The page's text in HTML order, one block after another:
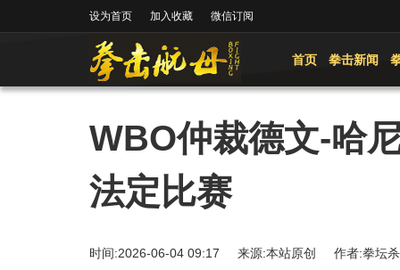
设为首页 加入收藏 微信订阅
首页 拳击新闻
WBO仲裁德文-哈
法定比赛
时间:2026-06-04 09:17 来源:本站原创 作者:拳